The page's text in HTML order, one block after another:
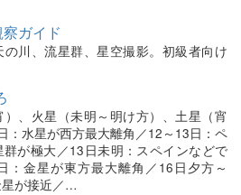
ガイド
の川、流星群、星空撮影。初級者向け
、火星（未明～明け方）、土星（宵
：水星が西方最大離角／12～13日：ペ
群が極大／13日未明：スペインなどで
：金星が東方最大離角／16日夕方～
が接近／…